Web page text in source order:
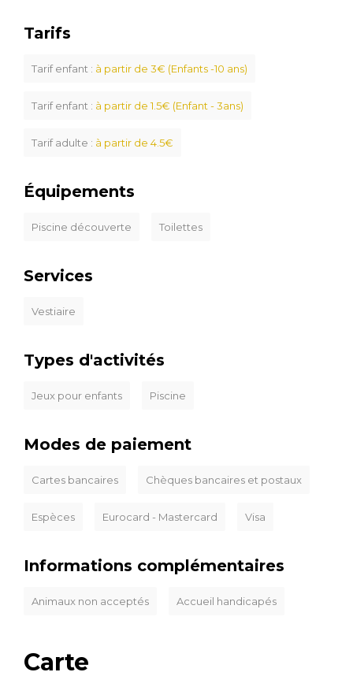
Tarifs
Tarif enfant : à partir de 3€ (Enfants -10 ans)
Tarif enfant : à partir de 1.5€ (Enfant - 3ans)
Tarif adulte : à partir de 4.5€
Équipements
Piscine découverte Toilettes
Services
Vestiaire
Types d'activités
Jeux pour enfants Piscine
Modes de paiement
Cartes bancaires Chèques bancaires et postaux
Espèces Eurocard - Mastercard Visa
Informations complémentaires
Animaux non acceptés Accueil handicapés
Carte